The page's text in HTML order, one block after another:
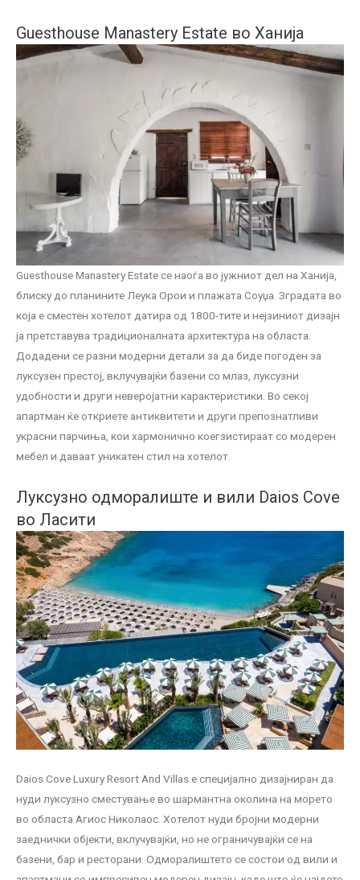
Guesthouse Manastery Estate во Ханија
Guesthouse Manastery Estate се наоѓа во јужниот дел на Ханија,
блиску до планините Леука Орои и плажата Соуџа. Зградата во
која е сместен хотелот датира од 1800-тите и нејзиниот дизајн
ја претставува традиционалната архитектура на областа.
Додадени се разни модерни детали за да биде погоден за
луксузен престој, вклучувајќи базени со млаз, луксузни
удобности и други неверојатни карактеристики. Во секој
апартман ќе откриете антиквитети и други препознатливи
украсни парчиња, кои хармонично коегзистираат со модерен
мебел и даваат уникатен стил на хотелот.
Луксузно одморалиште и вили Daios Cove
во Ласити
Daios Cove Luxury Resort And Villas е специјално дизајниран да
нуди луксузно сместување во шармантна околина на морето
во областа Агиос Николаос. Хотелот нуди бројни модерни
заеднички објекти, вклучувајќи, но не ограничувајќи се на
базени, бар и ресторани. Одморалиштето се состои од вили и